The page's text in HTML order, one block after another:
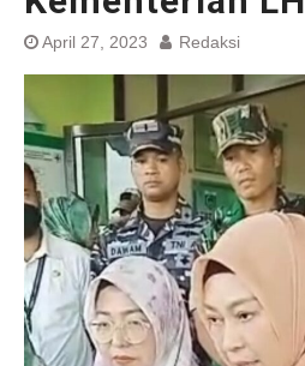
April 27, 2023 Redaksi